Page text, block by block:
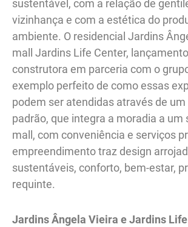
sustentável, com a relação de
vizinhança e com a estética do
ambiente. O residencial Jardins
mall Jardins Life Center,
construtora em parceria com o
exemplo perfeito de como essas
podem ser atendidas através de
padrão, que integra a moradia a um
mall, com conveniência e serviços
empreendimento traz design
sustentáveis, conforto, bem-estar,
requinte.
Jardins Ângela Vieira e Jardins